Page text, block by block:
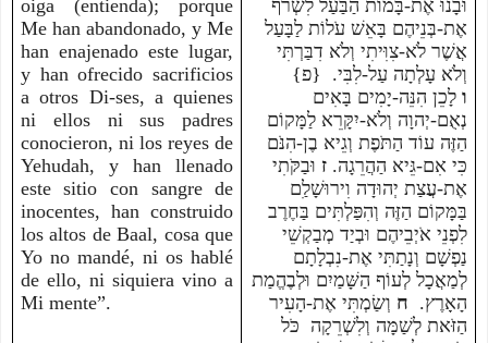
oiga (entienda); porque
Me han abandonado, y Me
han enajenado este lugar,
y han ofrecido sacrificios
a otros Di-ses, a quienes
ni ellos ni sus padres
conocieron, ni los reyes de
Yehudah, y han llenado
este sitio con sangre de
inocentes, han construido
los altos de Baal, cosa que
Yo no mandé, ni os hablé
de ello, ni siquiera vino a
Mi mente”.
וּבָנוּ אֶת-בָּמוֹת הַבַּעַל לִשְׂרֹף
אֶת-בְּנֵיהֶם בָּאֵשׁ עֹלוֹת לַבָּעַל
אֲשֶׁר לֹא-צִוִּיתִי וְלֹא דִבַּרְתִּי
וְלֹא עָלְתָה עַל-לִבִּי. {פ}
ולָכֵן הִנֵּה-יָמִים בָּאִים
נְאֻם-יְהוָה וְלֹא-יִקָּרֵא לַמָּקוֹם
הַזֶּה עוֹד הַתֹּפֶת וְגֵיא בֶן-הִנֹּם
כִּי אִם-גֵּיא הַהֲרֵגָה. ז וּבַקֹּתִי
אֶת-עֲצַת יְהוּדָה וִירוּשָׁלִַם
בַּמָּקוֹם הַזֶּה וְהִפַּלְתִּים בַּחֶרֶב
לִפְנֵי אֹיְבֵיהֶם וּבְיַד מְבַקְשֵׁי
נַפְשָׁם וְנָתַתִּי אֶת-נִבְלָתָם
לְמַאֲכָל לְעוֹף הַשָּׁמַיִם וּלְבֶהֱמַת
הָאָרֶץ. ח וְשַׂמְתִּי אֶת-הָעִיר
הַזֹּאת לְשַׁמָּה וְלִשְׁרֵקָה כֹּל